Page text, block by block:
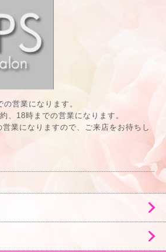
営業になります。
、18時までの営業になります。
業になりますので、ご来店をお待ちし